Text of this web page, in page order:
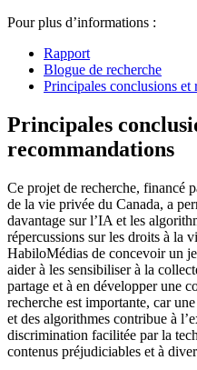
Pour plus d’informations :
Rapport
Blogue de recherche
Principales conclusions et
Principales
recommandations
Ce projet de recherche, financé
de la vie privée du Canada, a
davantage sur l’IA et les
répercussions sur les droits à la
HabiloMédias de concevoir un
aider à les sensibiliser à la
partage et à en développer une
recherche est importante, car
et des algorithmes contribue à
discrimination facilitée par la
contenus préjudiciables et à